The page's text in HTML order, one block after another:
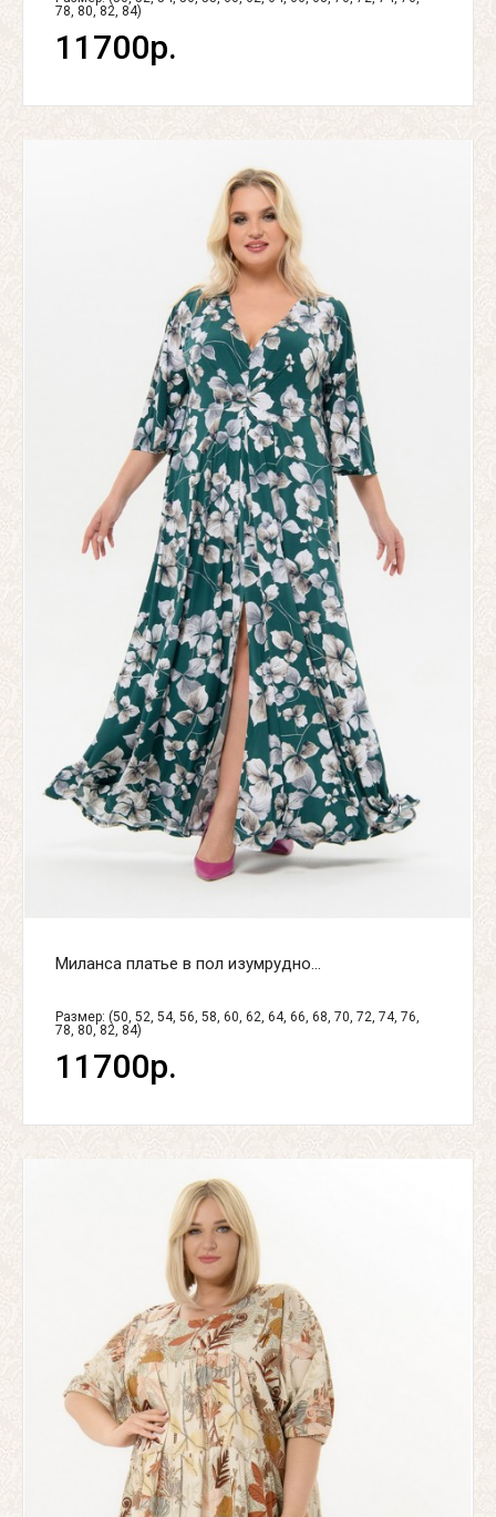
78, 80, 82, 84)
11700р.
Миланса платье в пол изумрудно...
Размер: (50, 52, 54, 56, 58, 60, 62, 64, 66, 68, 70, 72, 74, 76,
78, 80, 82, 84)
11700р.